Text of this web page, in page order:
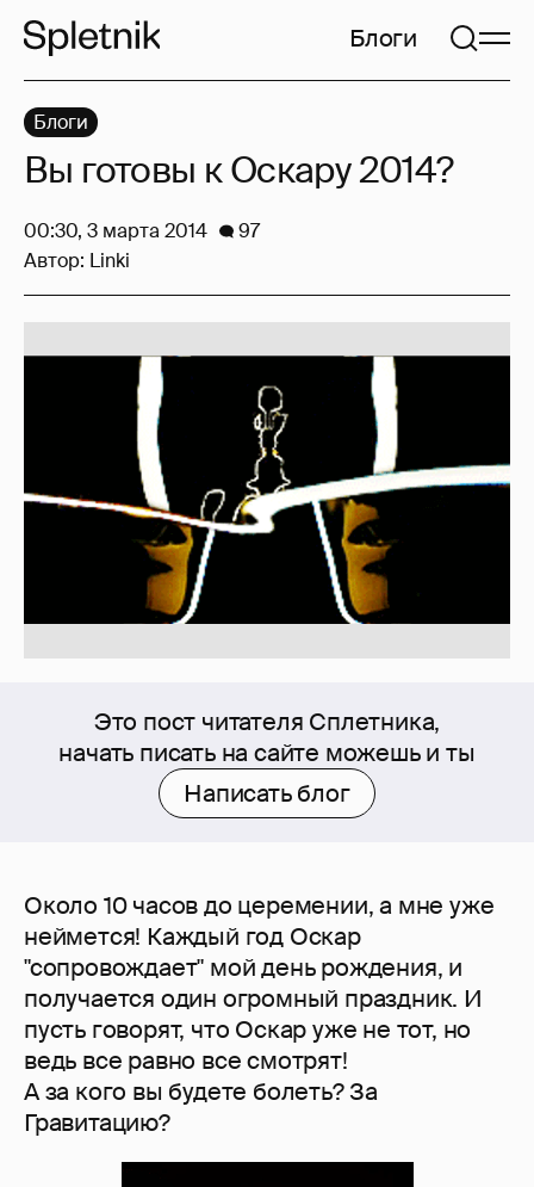
Блоги
Это пост читателя Сплетника,
начать писать на сайте можешь и ты
Написать блог
Около 10 часов до церемении, а мне уже
неймется! Каждый год Оскар
"сопровождает" мой день рождения, и
получается один огромный праздник. И
пусть говорят, что Оскар уже не тот, но
ведь все равно все смотрят!
А за кого вы будете болеть? За
Гравитацию?
Блоги
Вы готовы к Оскару 2014?
00:30, 3 марта 2014
97
Автор: Linki